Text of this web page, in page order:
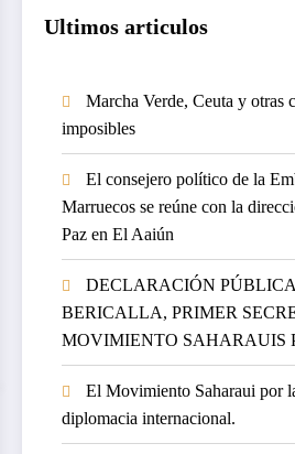
Ultimos articulos
Marcha Verde, Ceuta y otras
imposibles
El consejero político de la
Marruecos se reúne con la
Paz en El Aaiún
DECLARACIÓN
BERICALLA, PRIMER
MOVIMIENTO SAHARAUIS
El Movimiento Saharaui por
diplomacia internacional.